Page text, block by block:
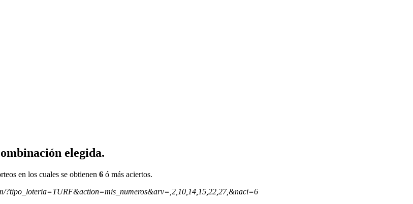
elegida.
en los cuales se obtienen 6 ó más aciertos.
?tipo_loteria=TURF&action=mis_numeros&arv=,2,10,14,15,22,27,&naci=6